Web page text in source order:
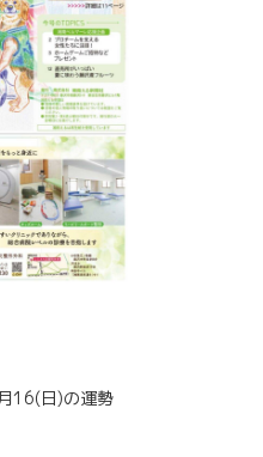
16(日)の運勢